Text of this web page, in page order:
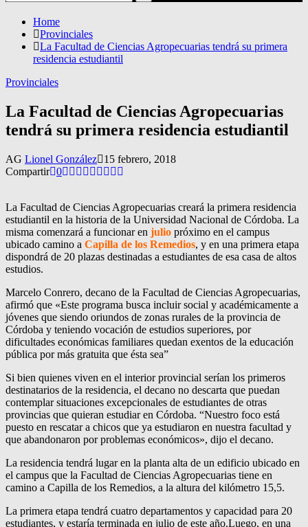
for:
Search
Home
Provinciales
La Facultad de Ciencias Agropecuarias tendrá su primera
residencia estudiantil
Provinciales
La Facultad de Ciencias Agropecuarias
tendrá su primera residencia estudiantil
AG Lionel González
15 febrero, 2018
Compartir 0
La Facultad de Ciencias Agropecuarias creará la primera residencia
estudiantil en la historia de la Universidad Nacional de Córdoba. La
misma comenzará a funcionar en julio próximo en el campus
ubicado camino a Capilla de los Remedios, y en una primera etapa
dispondrá de 20 plazas destinadas a estudiantes de esa casa de altos
estudios.
Marcelo Conrero, decano de la Facultad de Ciencias Agropecuarias,
afirmó que «Este programa busca incluir social y académicamente a
jóvenes que siendo oriundos de zonas rurales de la provincia de
Córdoba y teniendo vocación de estudios superiores, por
dificultades económicas familiares quedan exentos de la educación
pública por más gratuita que ésta sea”
Si bien quienes viven en el interior provincial serían los primeros
destinatarios de la residencia, el decano no descarta que puedan
contemplar situaciones excepcionales de estudiantes de otras
provincias que quieran estudiar en Córdoba. “Nuestro foco está
puesto en rescatar a chicos que ya estudiaron en nuestra facultad y
que abandonaron por problemas económicos», dijo el decano.
La residencia tendrá lugar en la planta alta de un edificio ubicado en
el campus que la Facultad de Ciencias Agropecuarias tiene en
camino a Capilla de los Remedios, a la altura del kilómetro 15,5.
La primera etapa tendrá cuatro departamentos y capacidad para 20
estudiantes, y estaría terminada en julio de este año.Luego, en una